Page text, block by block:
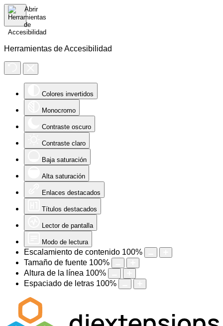
Herramientas de Accesibilidad
Colores invertidos
Monocromo
Contraste oscuro
Contraste claro
Baja saturación
Alta saturación
Enlaces destacados
Títulos destacados
Lector de pantalla
Modo de lectura
Escalamiento de contenido 100%
Tamaño de fuente 100%
Altura de la línea 100%
Espaciado de letras 100%